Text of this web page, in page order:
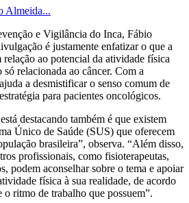
Almeida...
e Vigilância do Inca, Fábio
é justamente enfatizar o que a
ao potencial da atividade física
só relacionada ao câncer. Com a
a desmistificar o senso comum de
para pacientes oncológicos.
destacando também é que existem
Único de Saúde (SUS) que oferecem
brasileira”, observa. “Além disso,
profissionais, como fisioterapeutas,
podem aconselhar sobre o tema e apoiar
física à sua realidade, de acordo
ritmo de trabalho que possuem”.